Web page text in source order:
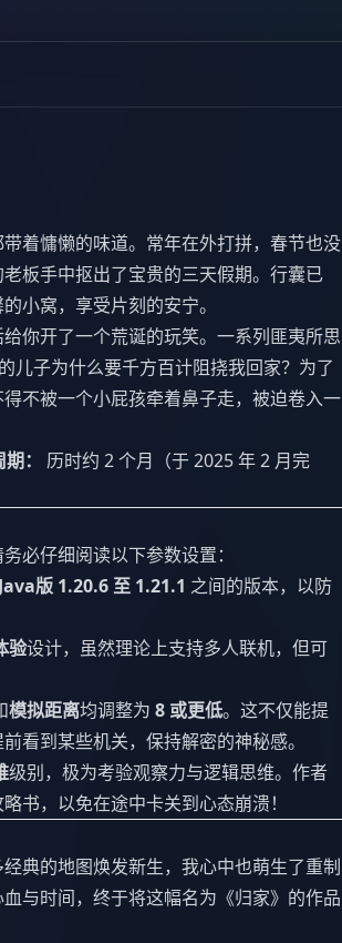
着慵懒的味道。常年在外打拼，春节也没
板手中抠出了宝贵的三天假期。行囊已
小窝，享受片刻的安宁。
你开了一个荒诞的玩笑。一系列匪夷所思
子为什么要千方百计阻挠我回家？为了
不被一个小屁孩牵着鼻子走，被迫卷入一
：
历时约 2 个月（于 2025 年 2 月完
必仔细阅读以下参数设置：
版 1.20.6 至 1.21.1 之间的版本，以防
验设计，虽然理论上支持多人联机，但可
模拟距离均调整为 8 或更低。这不仅能提
看到某些机关，保持解密的神秘感。
级别，极为考验观察力与逻辑思维。作者
书，以免在途中卡关到心态崩溃！
典的地图焕发新生，我心中也萌生了重制
与时间，终于将这幅名为《归家》的作品